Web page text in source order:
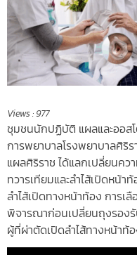
Views : 977
ชุมชนนักปฏิบัติ แผลและออส
การพยาบาลโรงพยาบาลศิริ
แผลศิริราช ได้แลกเปลี่ยนคว
ทวารเทียมและลำไส้เปิดหน้
ลำไส้เปิดทางหน้าท้อง การเ
พิจารณาก่อนเปลี่ยนถุงรอง
ผู้ที่ผ่าตัดเปิดลำไส้ทางหน้าท้